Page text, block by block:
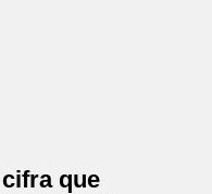
que